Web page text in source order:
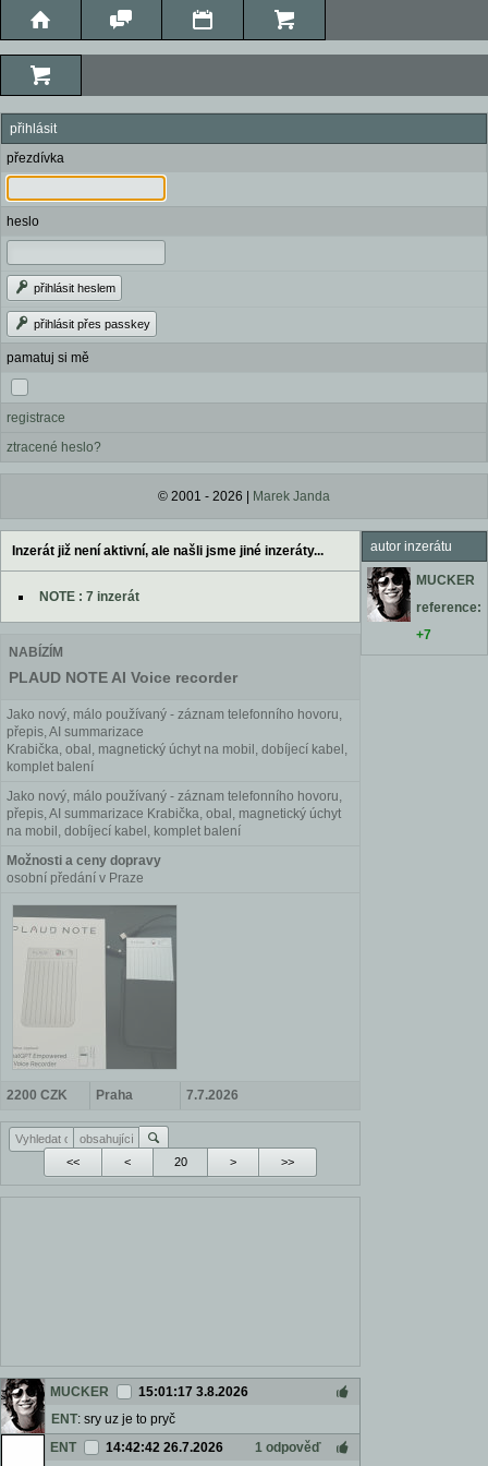
přihlásit
přezdívka
heslo
přihlásit heslem
přihlásit přes passkey
pamatuj si mě
registrace
ztracené heslo?
© 2001 - 2026 | Marek Janda
autor inzerátu
MUCKER
reference:
+7
Inzerát již není aktivní, ale našli jsme jiné inzeráty...
NOTE : 7 inzerát
NABÍZÍM
PLAUD NOTE AI Voice recorder
Jako nový, málo používaný - záznam telefonního hovoru,
přepis, AI summarizace
Krabička, obal, magnetický úchyt na mobil, dobíjecí kabel,
komplet balení
Jako nový, málo používaný - záznam telefonního hovoru,
přepis, AI summarizace Krabička, obal, magnetický úchyt
na mobil, dobíjecí kabel, komplet balení
Možnosti a ceny dopravy
osobní předání v Praze
2200 CZK Praha 7.7.2026
<< < > >>
MUCKER
15:01:17 3.8.2026
ENT: sry uz je to pryč
ENT
14:42:42 26.7.2026 1 odpověď